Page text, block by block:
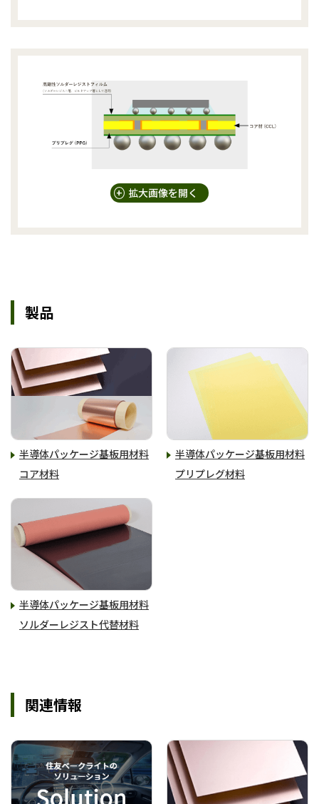
+ 拡大画像を開く
製品
半導体パッケージ基板用材料
コア材料
半導体パッケージ基板用材料
プリプレグ材料
半導体パッケージ基板用材料
ソルダーレジスト代替材料
関連情報